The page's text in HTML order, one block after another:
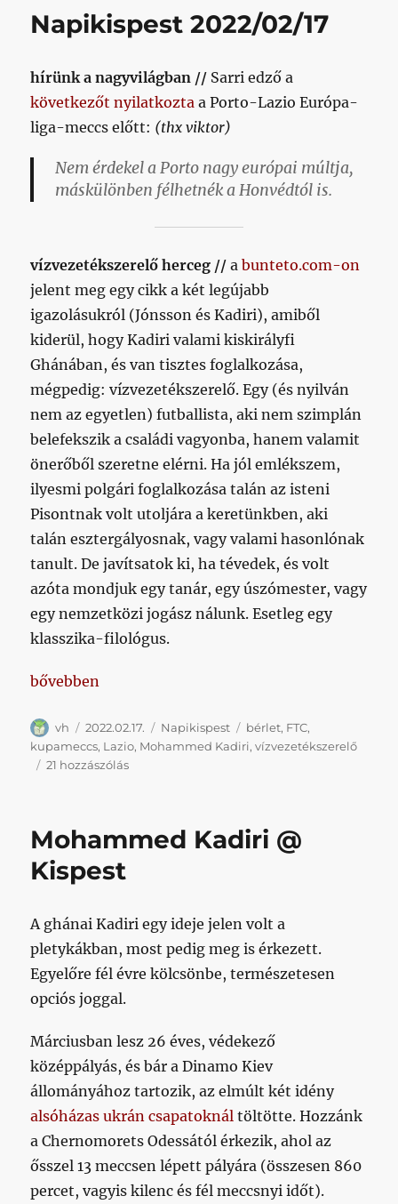
Napikispest 2022/02/17
hírünk a nagyvilágban // Sarri edző a
következőt nyilatkozta a Porto-Lazio Európa-
liga-meccs előtt: (thx viktor)
Nem érdekel a Porto nagy európai múltja,
máskülönben félhetnék a Honvédtól is.
vízvezetékszerelő herceg // abunteto.com-on
jelent meg egy cikk a két legújabb
igazolásukról (Jónsson és Kadiri), amiből
kiderül, hogy Kadiri valami kiskirályfi
Ghánában, és van tisztes foglalkozása,
mégpedig: vízvezetékszerelő. Egy (és nyilván
nem az egyetlen) futballista, aki nem szimplán
belefekszik a családi vagyonba, hanem valamit
önerőből szeretne elérni. Ha jól emlékszem,
ilyesmi polgári foglalkozása talán az isteni
Pisontnak volt utoljára a keretünkben, aki
talán esztergályosnak, vagy valami hasonlónak
tanult. De javítsatok ki, ha tévedek, és volt
azóta mondjuk egy tanár, egy úszómester, vagy
egy nemzetközi jogász nálunk. Esetleg egy
klasszika-filológus.
„Napikispest 2022/02/17”
bővebben
Szerző
vh Közzétéve
2022.02.17. Kategória
Napikispest Címke
bérlet, FTC,
kupameccs, Lazio, Mohammed Kadiri,vízvezetékszerelő
21 hozzászólásNapikispest
Mohammed Kadiri @
Kispest
A ghánai Kadiri egy ideje jelen volt a
pletykákban, most pedig meg is érkezett.
Egyelőre fél évre kölcsönbe, természetesen
opciós joggal.
Márciusban lesz 26 éves, védekező
középpályás, és bár a Dinamo Kiev
állományához tartozik, az elmúlt két idény
alsóházas ukrán csapatoknál töltötte. Hozzánk
a Chernomorets Odessától érkezik, ahol az
ősszel 13 meccsen lépett pályára (összesen 860
percet, vagyis kilenc és fél meccsnyi időt).